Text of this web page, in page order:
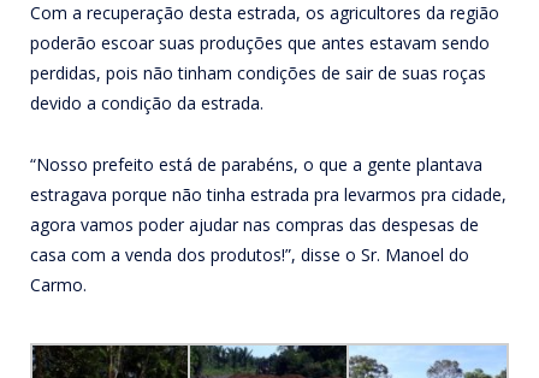
Com a recuperação desta estrada, os agricultores da região
poderão escoar suas produções que antes estavam sendo
perdidas, pois não tinham condições de sair de suas roças
devido a condição da estrada.
“Nosso prefeito está de parabéns, o que a gente plantava
estragava porque não tinha estrada pra levarmos pra cidade,
agora vamos poder ajudar nas compras das despesas de
casa com a venda dos produtos!”, disse o Sr. Manoel do
Carmo.